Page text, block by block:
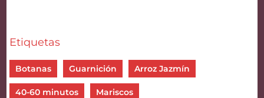
Etiquetas
Botanas Guarnición Arroz Jazmín
40-60 minutos Mariscos